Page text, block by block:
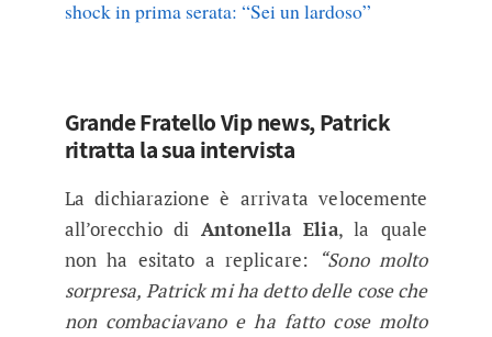
shock in prima serata: “Sei un lardoso”
Grande Fratello Vip news, Patrick
ritratta la sua intervista
La dichiarazione è arrivata velocemente
all’orecchio di Antonella Elia, la quale
non ha esitato a replicare:
“Sono molto
sorpresa, Patrick mi ha detto delle cose che
non combaciavano e ha fatto cose molto